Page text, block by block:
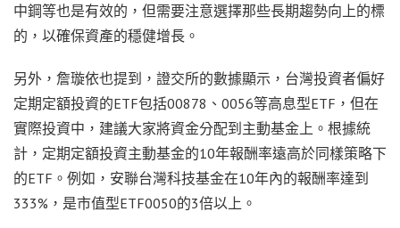
中鋼等也是有效的，但需要注意選擇那些長期趨勢向上的標
的，以確保資產的穩健增長。
另外，詹璇依也提到，證交所的數據顯示，台灣投資者偏好
定期定額投資的ETF包括00878、0056等高息型ETF，但在
實際投資中，建議大家將資金分配到主動基金上。根據統
計，定期定額投資主動基金的10年報酬率遠高於同樣策略下
的ETF。例如，安聯台灣科技基金在10年內的報酬率達到
333%，是市值型ETF0050的3倍以上。